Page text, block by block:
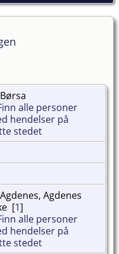
Agdenes
[1]